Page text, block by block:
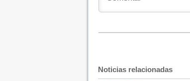
Noticias relacionadas